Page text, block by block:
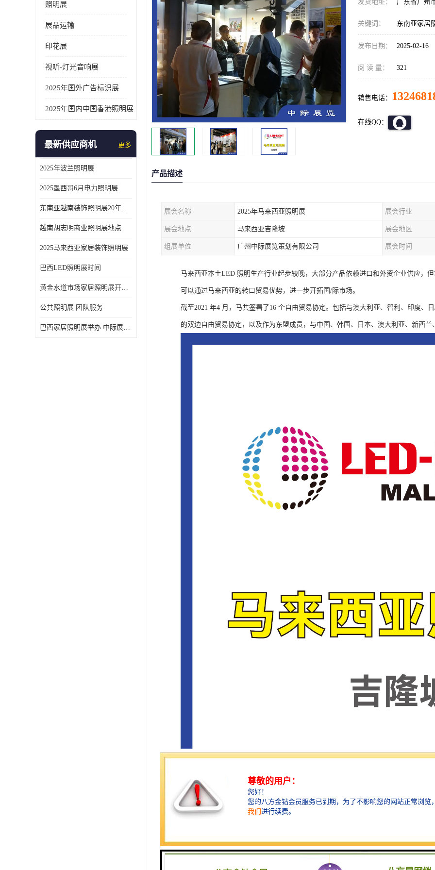
照明展
展品运输
印花展
视听-灯光音响展
2025年国外广告标识展
2025年国内中国香港照明展
最新供应商机 更多
2025年波兰照明展
2025墨西哥6月电力照明展
东南亚越南装饰照明展20年外展服务经验
越南胡志明商业照明展地点
2025马来西亚家居装饰照明展
巴西LED照明展时间
黄金水道市场家居照明展开展时间 20年外展服务经验 LED-LIGHT MALAYSIA
公共照明展 团队服务
巴西家居照明展举办 中际展览 20年服务经验
发货地址： 广东省广州
关键词： 东南亚家居
发布日期： 2025-02-16
阅 读 量： 321
销售电话：
在线QQ：
产品描述
展会名称 2025年马来西亚照明展 展会行业
展会地点 马来西亚吉隆坡 展会地区
组展单位 广州中际展览策划有限公司 展会时间
马来西亚本土LED 照明生产行业起步较晚，大部分产品依赖进口和外资企业供应，
可以通过马来西亚的转口贸易优势，进一步开拓国/际市场。
截至2021 年4 月，马共签署了16 个自由贸易协定。包括与澳大利亚、智利、印度、
的双边自由贸易协定，以及作为东盟成员，与中国、韩国、日本、澳大利亚、新西
马来西亚作为转口贸易国，在东南亚和东盟的地位举足轻重，与西亚、南亚及至欧/